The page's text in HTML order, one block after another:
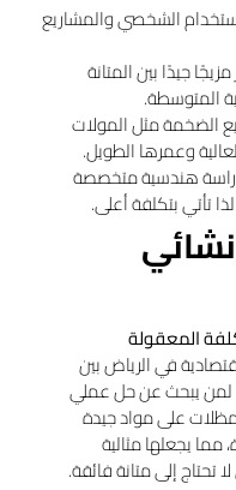
الشخصي والمشاريع
جيدًا بين المتانة
المتوسطة.
الضخمة مثل المولات
وعمرها الطويل.
هندسية متخصصة
تأتي بتكلفة أعلى.
المعقولة
في الرياض بين
لمن يبحث عن حل عملي
على مواد جيدة
مما يجعلها مثالية
تحتاج إلى متانة فائقة.